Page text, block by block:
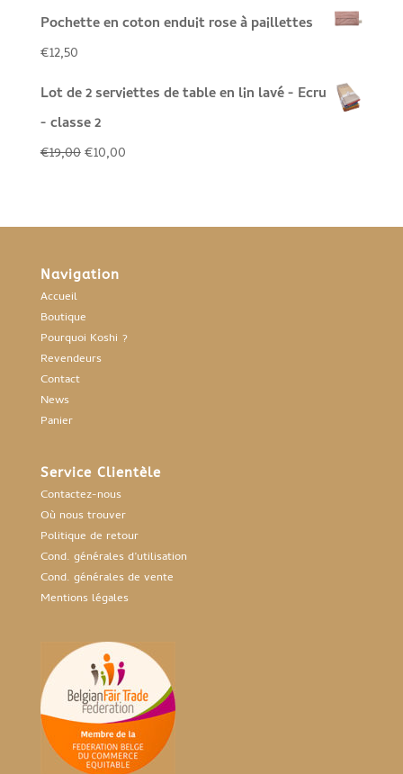
Pochette en coton enduit rose à paillettes
€12,50
Lot de 2 serviettes de table en lin lavé - Ecru
- classe 2
€19,00Le
€19,00.
€10,00Le
Navigation
Accueil
Boutique
Pourquoi Koshi ?
Revendeurs
Contact
News
Panier
Service Clientèle
Contactez-nous
Où nous trouver
Politique de retour
Cond. générales d’utilisation
Cond. générales de vente
Mentions légales